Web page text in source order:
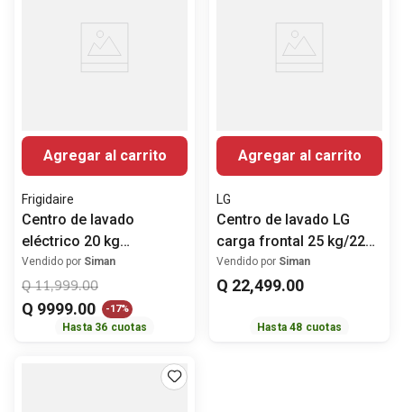
Agregar al carrito
Frigidaire
Centro de lavado
eléctrico 20 kg
FLCE7522AW Frigidaire
Vendido por Siman
Q 11,999.00
Q 9999.00 -17%
Hasta 36 cuotas
Agregar al carrito
LG
Centro de lavado LG
carga frontal 25 kg/22
kg inverter ai dd
WK25BS6E
Vendido por Siman
Q 22,499.00
Hasta48 cuotas